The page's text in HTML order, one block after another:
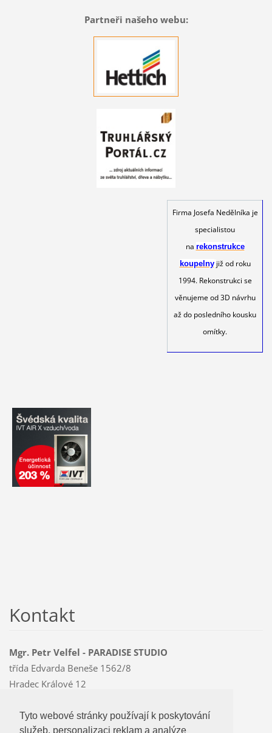
Tyto webové stránky používají k poskytování
služeb, personalizaci reklam a analýze
Tyto webové stránky používají k poskytování
služeb, personalizaci reklam a analýze
Partneři našeho webu:
Firma Josefa Nedělníka je
specialistou
na rekonstrukce
koupelny již od roku
1994. Rekonstrukci se
věnujeme od 3D návrhu
až do posledního kousku
omítky.
Kontakt
Mgr. Petr Velfel - PARADISE STUDIO
třída Edvarda Beneše 1562/8
Hradec Králové 12
Mobil: 603 478 763